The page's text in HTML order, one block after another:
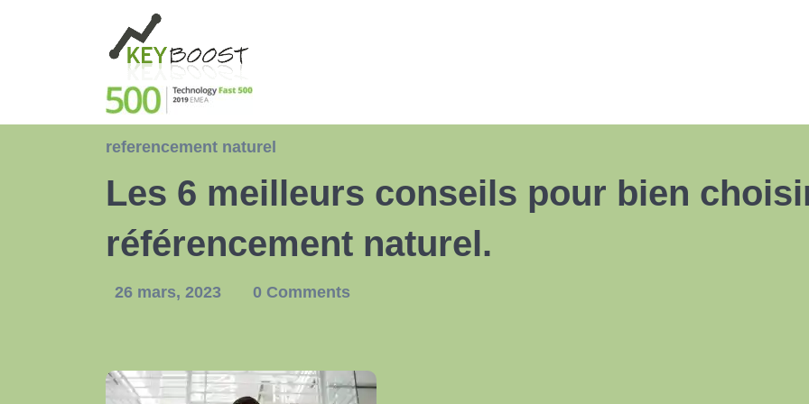
referencement naturel
Les 6 meilleurs conseils pour bien
référencement naturel.
26 mars, 2023 0 Comments